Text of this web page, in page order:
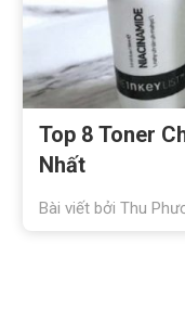
Top 8 Toner
Nhất
Bài viết bởiThu